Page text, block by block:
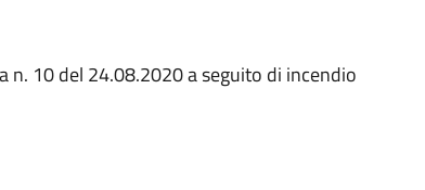
n. 10 del 24.08.2020 a seguito di incendio